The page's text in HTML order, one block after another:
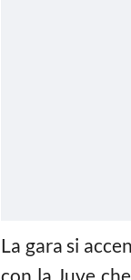
La gara si
con la Juve